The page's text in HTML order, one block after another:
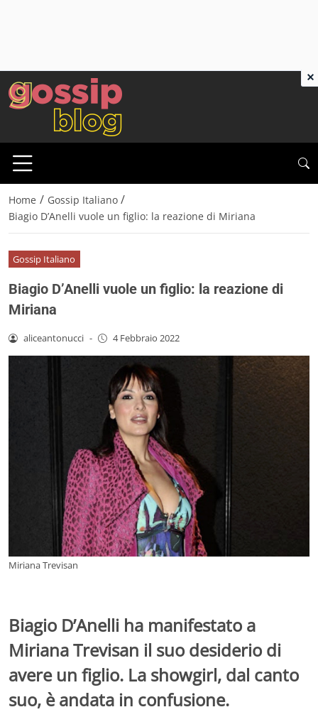
Home / Gossip Italiano /
Biagio D’Anelli vuole un figlio: la reazione di Miriana
Gossip Italiano
Biagio D’Anelli vuole un figlio: la reazione di
Miriana
aliceantonucci - 4 Febbraio 2022
Miriana Trevisan
Biagio D’Anelli ha manifestato a
Miriana Trevisan il suo desiderio di
avere un figlio. La showgirl, dal canto
suo, è andata in confusione.
×